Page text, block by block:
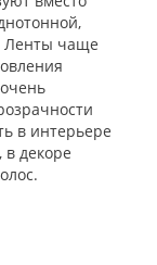
Ленты чаще
в интерьере
декоре